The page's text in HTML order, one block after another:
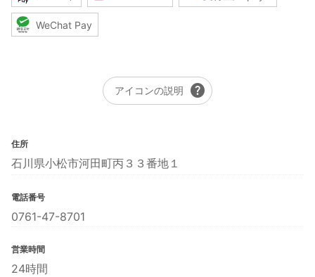
WeChat Pay
アイコンの説明 help
住所
石川県小松市河田町丙３３番地１
電話番号
0761-47-8701
営業時間
24時間